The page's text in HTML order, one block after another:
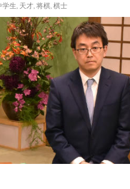
学生, 天才, 将棋, 棋士